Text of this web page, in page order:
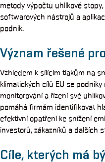
metody výpočtu uhlíkové
softwarových nástrojů a
podnik.
Význam řešené
Vzhledem k sílícím tlakům na
klimatických cílů EU se
monitorování a řízení své
pomáhá firmám identifikovat
efektivní opatření ke snížení
investorů, zákazníků a dalších
Cíle, kterých má